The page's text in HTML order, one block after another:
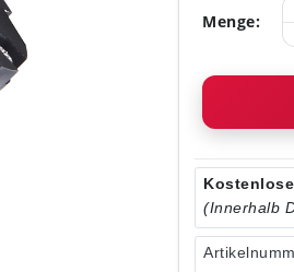
Menge:
(Innerhalb